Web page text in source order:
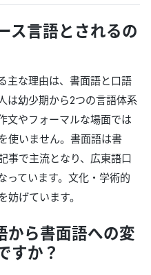
ス言語とされるの
主な理由は、書面語と口語
は幼少期から2つの言語体系
文やフォーマルな場面では
使いません。書面語は書
事で主流となり、広東語口
っています。文化・学術的
げています。
から書面語への変
すか？